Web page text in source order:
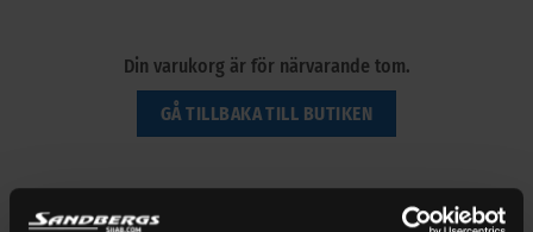
Din varukorg är för närvarande tom.
GÅ TILLBAKA TILL BUTIKEN